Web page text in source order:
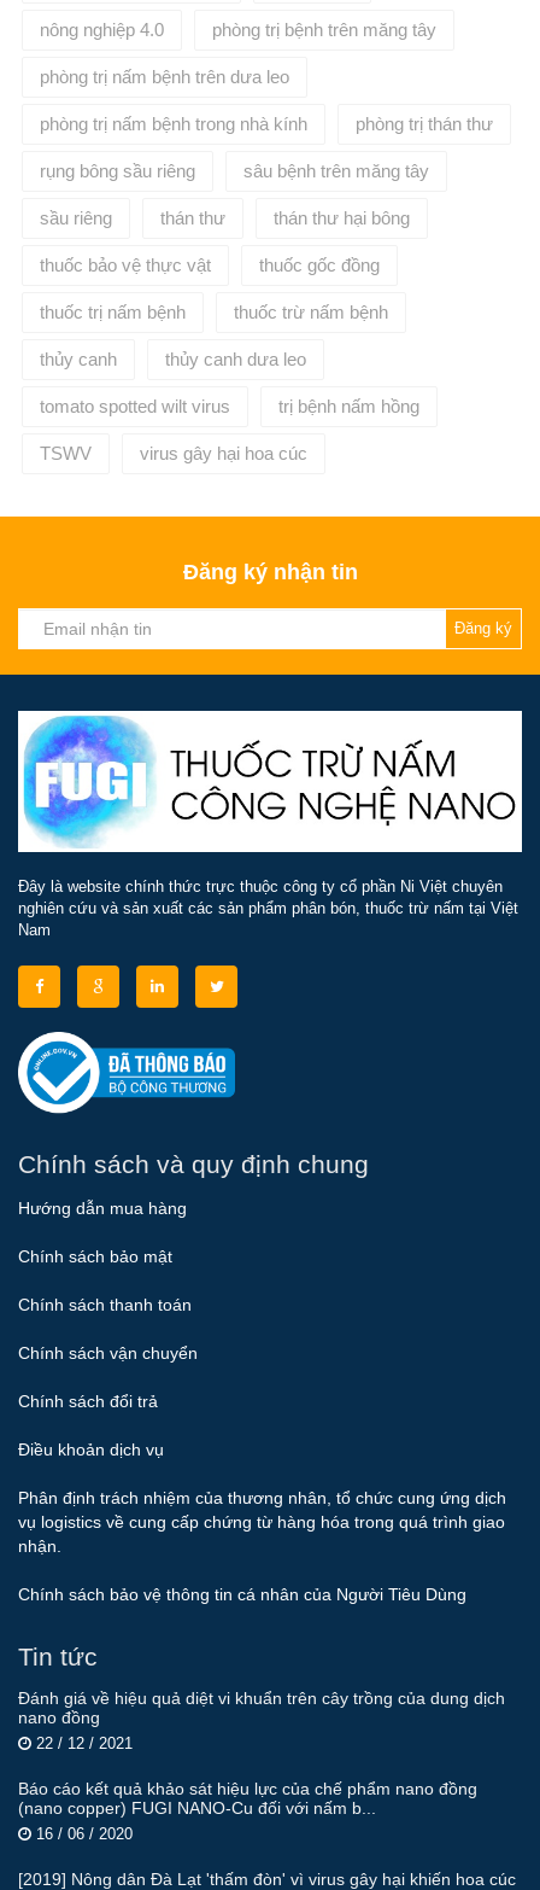
nông nghiệp 4.0 phòng trị bệnh trên măng tây
phòng trị nấm bệnh trên dưa leo
phòng trị nấm bệnh trong nhà kính phòng trị thán thư
rụng bông sầu riêng sâu bệnh trên măng tây
sầu riêng thán thư thán thư hại bông
thuốc bảo vệ thực vật thuốc gốc đồng
thuốc trị nấm bệnh thuốc trừ nấm bệnh
thủy canh thủy canh dưa leo
tomato spotted wilt virus trị bệnh nấm hồng
TSWV virus gây hại hoa cúc
Đăng ký nhận tin
Đăng ký
Đây là website chính thức trực thuộc công ty cổ phần Ni Việt chuyên
nghiên cứu và sản xuất các sản phẩm phân bón, thuốc trừ nấm tại Việt
Nam
Chính sách và quy định chung
Hướng dẫn mua hàng
Chính sách bảo mật
Chính sách thanh toán
Chính sách vận chuyển
Chính sách đổi trả
Điều khoản dịch vụ
Phân định trách nhiệm của thương nhân, tổ chức cung ứng dịch
vụ logistics về cung cấp chứng từ hàng hóa trong quá trình giao
nhận.
Chính sách bảo vệ thông tin cá nhân của Người Tiêu Dùng
Tin tức
Đánh giá về hiệu quả diệt vi khuẩn trên cây trồng của dung dịch
nano đồng
22 / 12 / 2021
Báo cáo kết quả khảo sát hiệu lực của chế phẩm nano đồng
(nano copper) FUGI NANO-Cu đối với nấm b...
16 / 06 / 2020
[2019] Nông dân Đà Lạt 'thấm đòn' vì virus gây hại khiến hoa cúc